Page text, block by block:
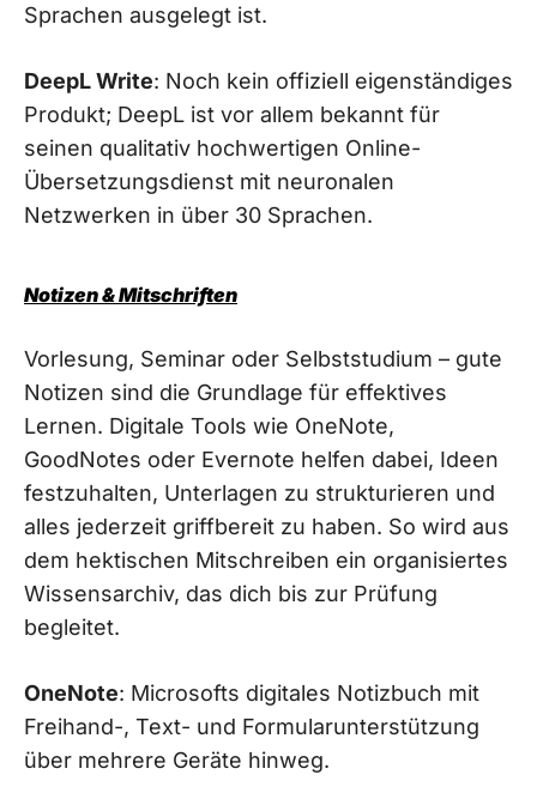
Sprachen ausgelegt ist.
DeepL Write: Noch kein offiziell eigenständiges
Produkt; DeepL ist vor allem bekannt für
seinen qualitativ hochwertigen Online-
Übersetzungsdienst mit neuronalen
Netzwerken in über 30 Sprachen.
Notizen & Mitschriften
Vorlesung, Seminar oder Selbststudium – gute
Notizen sind die Grundlage für effektives
Lernen. Digitale Tools wie OneNote,
GoodNotes oder Evernote helfen dabei, Ideen
festzuhalten, Unterlagen zu strukturieren und
alles jederzeit griffbereit zu haben. So wird aus
dem hektischen Mitschreiben ein organisiertes
Wissensarchiv, das dich bis zur Prüfung
begleitet.
OneNote: Microsofts digitales Notizbuch mit
Freihand-, Text- und Formularunterstützung
über mehrere Geräte hinweg.